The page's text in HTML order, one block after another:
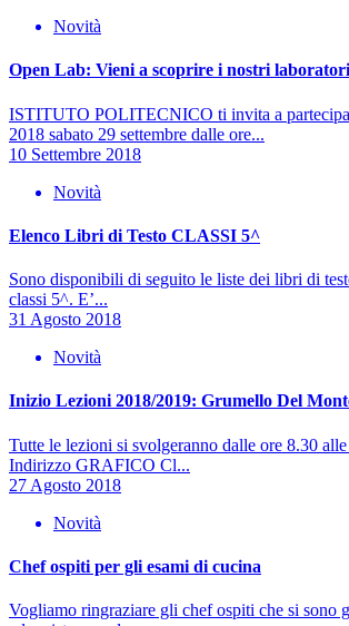
Novità
Open Lab: Vieni a scoprire i nostri
ISTITUTO POLITECNICO ti invita a
2018 sabato 29 settembre dalle ore...
10 Settembre 2018
Novità
Elenco Libri di Testo CLASSI 5^
Sono disponibili di seguito le liste dei libri di
classi 5^. E’...
31 Agosto 2018
Novità
Inizio Lezioni 2018/2019: Grumello Del
Tutte le lezioni si svolgeranno dalle ore 8.30
Indirizzo GRAFICO Cl...
27 Agosto 2018
Novità
Chef ospiti per gli esami di cucina
Vogliamo ringraziare gli chef ospiti che si sono